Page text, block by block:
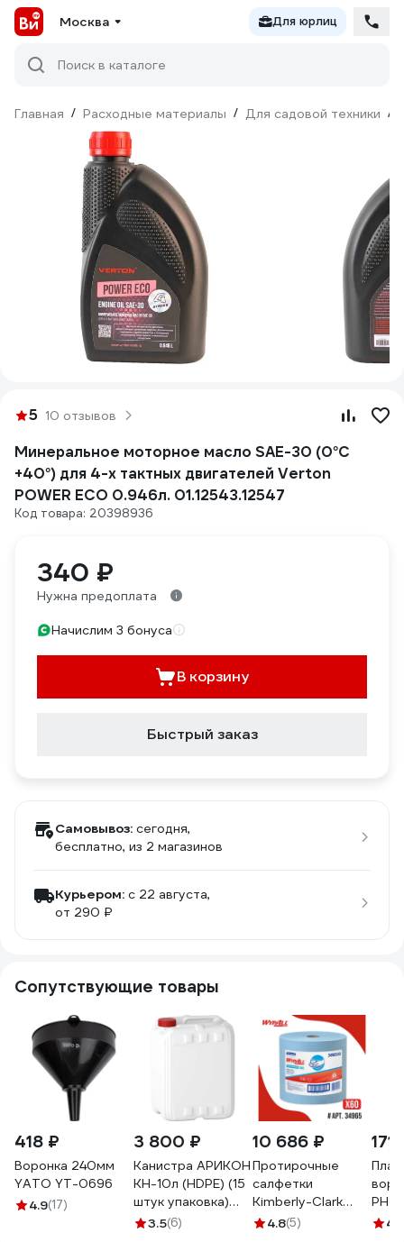
Москва Для юрлиц
Поиск в каталоге
Главная / Расходные материалы / Для садовой техники /
5 10 отзывов
Минеральное моторное масло SAE-30 (0°С
+40°) для 4-х тактных двигателей Verton
POWER ECO 0.946л. 01.12543.12547
Код товара: 20398936
340 ₽
Нужна предоплата
Начислим 3 бонуса
В корзину
Быстрый заказ
Самовывоз: сегодня,
бесплатно, из 2 магазинов
Курьером: c 22 августа,
от 290 ₽
Сопутствующие товары
418 ₽
Воронка 240мм
YATO YT-0696
4.9(17)
3 800 ₽
Канистра АРИКОН
КН-10л (HDPE) (15
штук упаковка)
10HDPE
3.5(6)
10 686 ₽
Протирочные
салфетки
Kimberly-Clark
WypAll X60
4.8(5)
171
PH-
4.4